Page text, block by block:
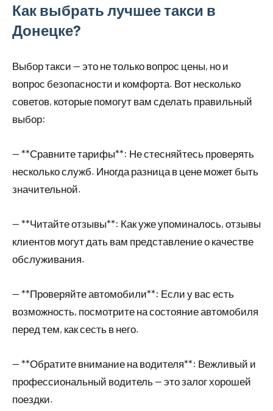
Как выбрать лучшее такси в
Донецке?
Выбор такси — это не только вопрос цены, но и
вопрос безопасности и комфорта. Вот несколько
советов, которые помогут вам сделать правильный
выбор:
— **Сравните тарифы**: Не стесняйтесь проверять
несколько служб. Иногда разница в цене может быть
значительной.
— **Читайте отзывы**: Как уже упоминалось, отзывы
клиентов могут дать вам представление о качестве
обслуживания.
— **Проверяйте автомобили**: Если у вас есть
возможность, посмотрите на состояние автомобиля
перед тем, как сесть в него.
— **Обратите внимание на водителя**: Вежливый и
профессиональный водитель — это залог хорошей
поездки.